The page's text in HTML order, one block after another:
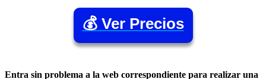
💰 Ver Precios
Entra sin problema a la web correspondiente para realizar una